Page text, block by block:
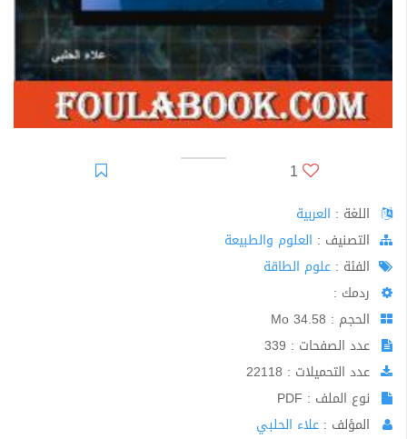
1
اللغة : العربية
اﻟﺘﺼﻨﻴﻒ : العلوم والطبيعة
الفئة : علوم الطاقة
ردمك :
الحجم : 34.58 Mo
عدد الصفحات : 339
عدد التحميلات : 22118
نوع الملف : PDF
المؤلف : علاء الحلبي